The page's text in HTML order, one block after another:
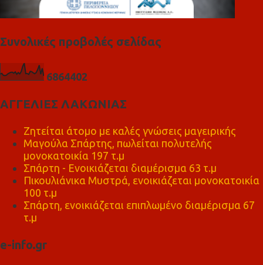
Συνολικές προβολές σελίδας
6864402
ΑΓΓΕΛΙΕΣ ΛΑΚΩΝΙΑΣ
Ζητείται άτομο με καλές γνώσεις μαγειρικής
Μαγούλα Σπάρτης, πωλείται πολυτελής
μονοκατοικία 197 τ.μ
Σπάρτη - Ενοικιάζεται διαμέρισμα 63 τ.μ
Πικουλιάνικα Μυστρά, ενοικιάζεται μονοκατοικία
100 τ.μ
Σπάρτη, ενοικιάζεται επιπλωμένο διαμέρισμα 67
τ.μ
e-info.gr